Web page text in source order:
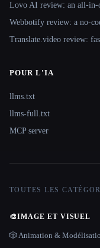
Lovo AI review: an all-in-
Webbotify review: a no-
Translate.video review:
POUR L'IA
llms.txt
llms-full.txt
MCP server
TOUTES LES
🎨IMAGE ET VISUEL
🎲 Animation &